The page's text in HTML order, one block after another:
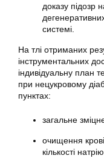
доказу підозр
системі.
На тлі отриманих
інструментальних
індивідуальну план
при нецукровому
пунктах:
загальне
очищення
кількості